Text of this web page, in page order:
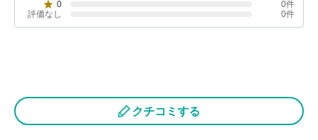
0
0件
評価なし
0件
クチコミする